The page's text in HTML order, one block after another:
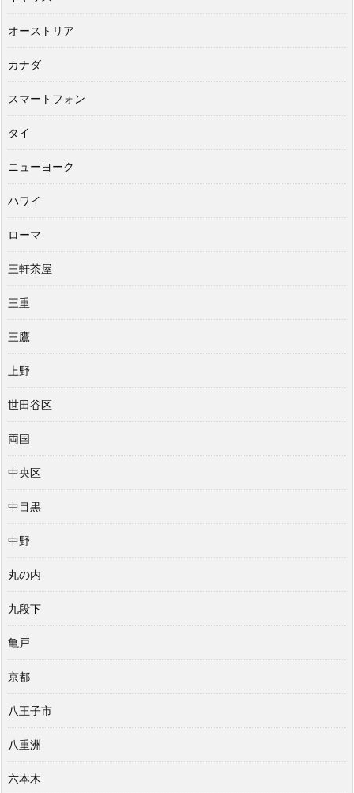
オーストリア
カナダ
スマートフォン
タイ
ニューヨーク
ハワイ
ローマ
三軒茶屋
三重
三鷹
上野
世田谷区
両国
中央区
中目黒
中野
丸の内
九段下
亀戸
京都
八王子市
八重洲
六本木